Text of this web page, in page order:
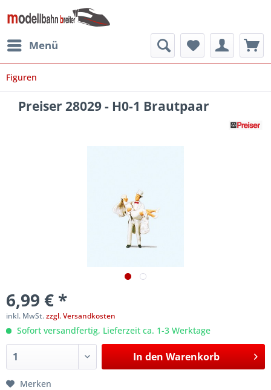
Menü
Figuren
Preiser 28029 - H0-1 Brautpaar
6,99 € *
inkl. MwSt.zzgl. Versandkosten
Sofort versandfertig, Lieferzeit ca. 1-3 Werktage
In den Warenkorb
Merken